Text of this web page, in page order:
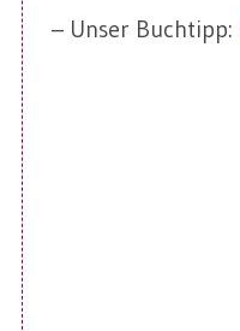
– Unser Buchtipp: